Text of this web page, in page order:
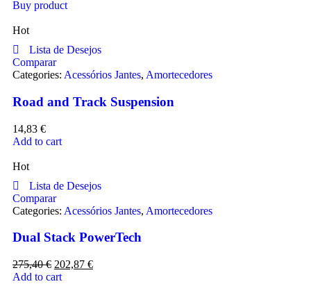
Buy product
Hot
Lista de Desejos
Comparar
Categories: Acessórios Jantes, Amortecedores
Road and Track Suspension
14,83 €
Add to cart
Hot
Lista de Desejos
Comparar
Categories: Acessórios Jantes, Amortecedores
Dual Stack PowerTech
275,40€ 202,87 €
Add to cart